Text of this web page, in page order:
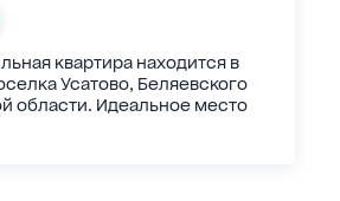
квартира находится в
Усатово, Беляевского
области. Идеальное место